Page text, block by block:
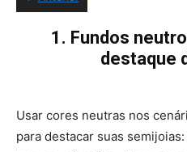
1. Fundos
destaque
Usar cores neutras nos
para destacar suas